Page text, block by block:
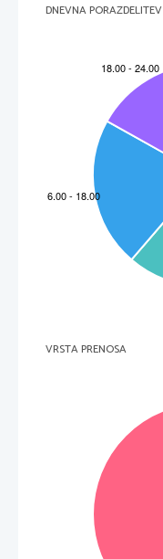
DNEVNA PORAZDELITEV
VRSTA PRENOSA